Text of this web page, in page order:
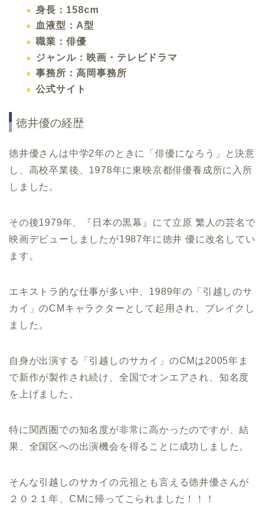
身長：158cm
血液型：A型
職業：俳優
ジャンル：映画・テレビドラマ
事務所：高岡事務所
公式サイト
徳井優の経歴
徳井優さんは中学2年のときに「俳優になろう」と決意
し、高校卒業後、1978年に東映京都俳優養成所に入所
しました。
その後1979年、『日本の黒幕』にて立原 繁人の芸名で
映画デビューしましたが1987年に徳井 優に改名してい
ます。
エキストラ的な仕事が多い中、1989年の「引越しのサ
カイ」のCMキャラクターとして起用され、ブレイクし
ました。
自身が出演する「引越しのサカイ」のCMは2005年ま
で新作が製作され続け、全国でオンエアされ、知名度
を上げました。
特に関西圏での知名度が非常に高かったのですが、結
果、全国区への出演機会を得ることに成功しました。
そんな引越しのサカイの元祖とも言える徳井優さんが
２０２１年、CMに帰ってこられました！！！